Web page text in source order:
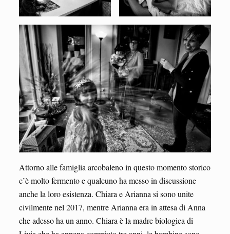
Attorno alle famiglia arcobaleno in questo momento storico
c’è molto fermento e qualcuno ha messo in discussione
anche la loro esistenza. Chiara e Arianna si sono unite
civilmente nel 2017, mentre Arianna era in attesa di Anna
che adesso ha un anno. Chiara è la madre biologica di